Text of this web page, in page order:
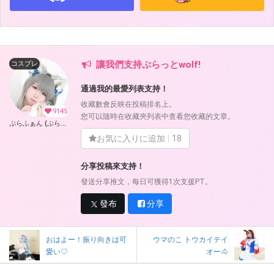
9145
コスプレ
ぷらふぁん (ぷらっとwolf)
讓我們支持ぷらっとwolf!
通過我的最愛列表支持！
收藏數會反映在投稿排名上。
您可以隨時在收藏夾列表中查看您收藏的文章。
お気に入りに追加 18
分享投稿來支持！
發送分享推文，每日可獲得1次支援PT。
發布 分享
おはよー！振り向きは可
愛い♡
ウマのこ トウカイテイ
オー🐴